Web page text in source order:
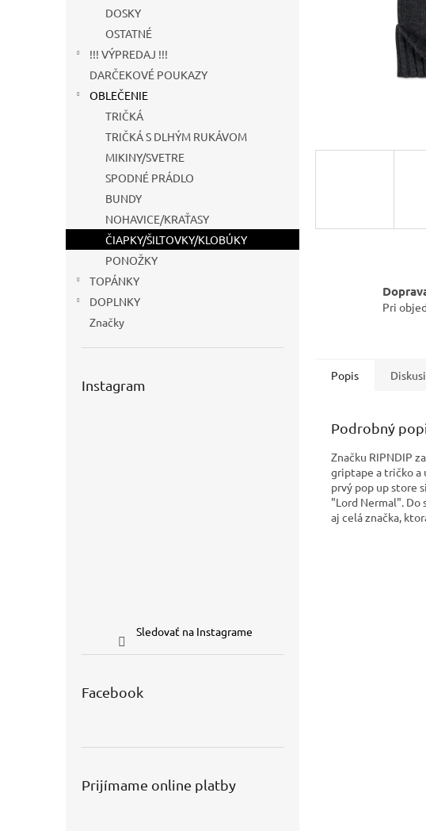
DOSKY
OSTATNÉ
!!! VÝPREDAJ !!!
DARČEKOVÉ POUKAZY
OBLEČENIE
TRIČKÁ
TRIČKÁ S DLHÝM RUKÁVOM
MIKINY/SVETRE
SPODNÉ PRÁDLO
BUNDY
NOHAVICE/KRAŤASY
ČIAPKY/ŠILTOVKY/KLOBÚKY
PONOŽKY
TOPÁNKY
DOPLNKY
Značky
Instagram
Sledovať na Instagrame
Facebook
Prijímame online platby
Pri
Popis
Podrobný
Značku RIPNDIP
griptape a tričko a
prvý pop up store
"Lord Nermal". Do
aj celá značka,